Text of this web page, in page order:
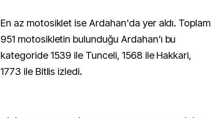
En az motosiklet ise Ardahan'da yer aldı. Toplam
951 motosikletin bulunduğu Ardahan'ı bu
kategoride 1539 ile Tunceli, 1568 ile Hakkari,
1773 ile Bitlis izledi.